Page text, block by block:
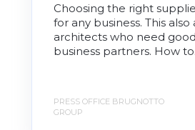
Choosing the right
for any business. This
architects who need
business partners. How
PRESS OFFICE BRUGNOTTO
GROUP